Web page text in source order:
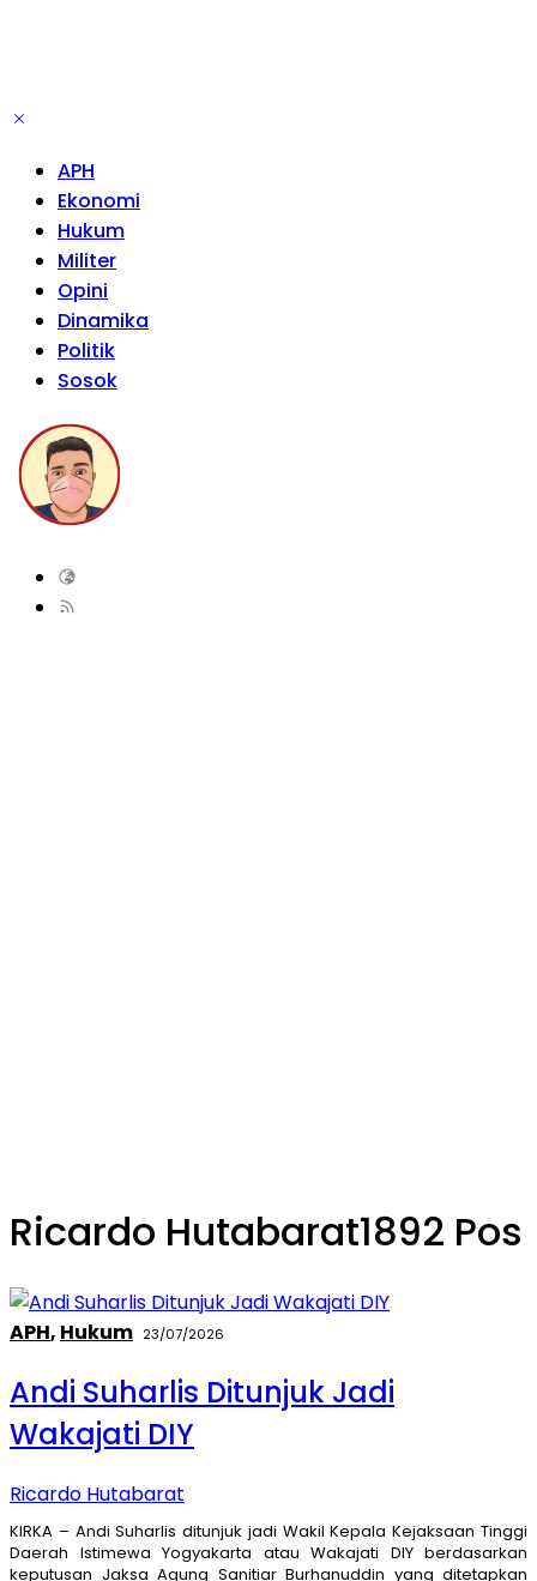
APH
Ekonomi
Hukum
Militer
Opini
Dinamika
Politik
Sosok
Ricardo Hutabarat1892 Pos
APH, Hukum 23/07/2026
Andi Suharlis Ditunjuk Jadi
Wakajati DIY
Ricardo Hutabarat
KIRKA – Andi Suharlis ditunjuk jadi Wakil Kepala Kejaksaan Tinggi
Daerah Istimewa Yogyakarta atau Wakajati DIY berdasarkan
keputusan Jaksa Agung Sanitiar Burhanuddin yang ditetapkan